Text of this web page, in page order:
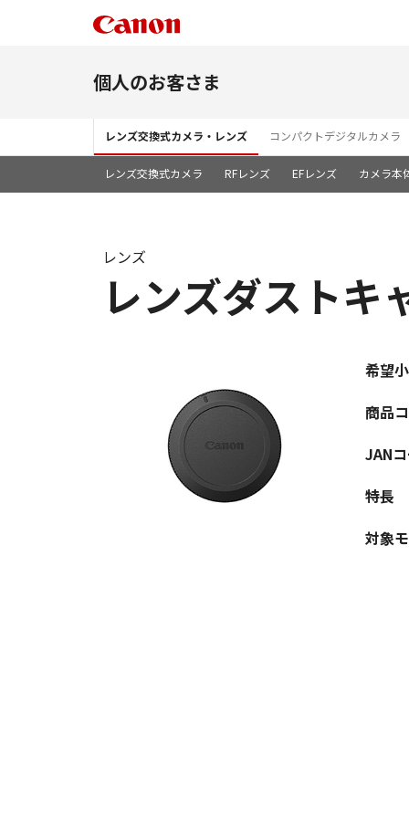
個人のお客さま
レンズ交換式カメラ・レンズ コンパクトデジタルカメラ
レンズ交換式カメラ RFレンズ EFレンズ カメラ本
レンズダストキ
レンズ
希望
商品
JAN
特長
対象